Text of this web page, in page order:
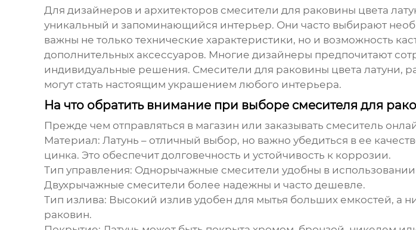
Для дизайнеров и архитекторов смесители для раковины цвета
уникальный и запоминающийся интерьер. Они часто выбирают
важны не только технические характеристики, но и возможность
дополнительных аксессуаров. Многие дизайнеры предпочитают
индивидуальные решения. Смесители для раковины цвета латуни,
могут стать настоящим украшением любого интерьера.
На что обратить внимание при выборе смесителя для
Прежде чем отправляться в магазин или заказывать смеситель
Материал: Латунь – отличный выбор, но важно убедиться в ее
цинка. Это обеспечит долговечность и устойчивость к коррозии.
Тип управления: Однорычажные смесители удобны в использовании
Двухрычажные смесители более надежны и часто дешевле.
Тип излива: Высокий излив удобен для мытья больших емкостей, а
раковин.